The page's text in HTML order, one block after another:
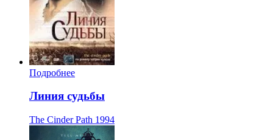
Подробнее
Линия судьбы
The Cinder Path 1994